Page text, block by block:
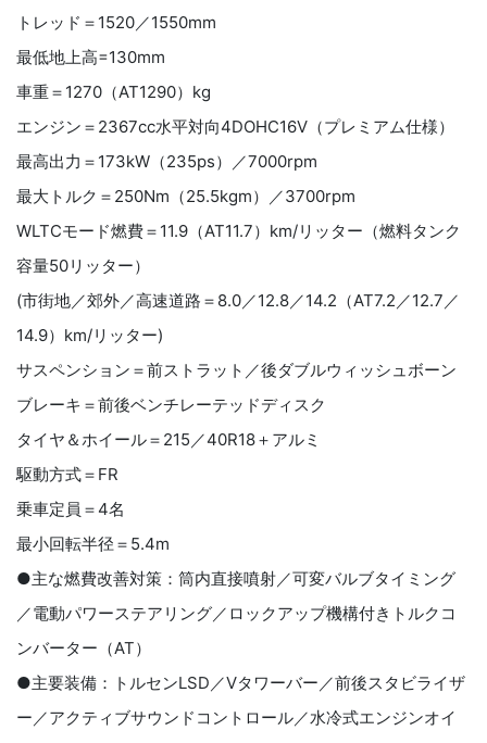
トレッド＝1520／1550mm
最低地上高=130mm
車重＝1270（AT1290）kg
エンジン＝2367cc水平対向4DOHC16V（プレミアム仕様）
最高出力＝173kW（235ps）／7000rpm
最大トルク＝250Nm（25.5kgm）／3700rpm
WLTCモード燃費＝11.9（AT11.7）km/リッター（燃料タンク
容量50リッター）
(市街地／郊外／高速道路＝8.0／12.8／14.2（AT7.2／12.7／
14.9）km/リッター)
サスペンション＝前ストラット／後ダブルウィッシュボーン
ブレーキ＝前後ベンチレーテッドディスク
タイヤ＆ホイール＝215／40R18＋アルミ
駆動方式＝FR
乗車定員＝4名
最小回転半径＝5.4m
●主な燃費改善対策：筒内直接噴射／可変バルブタイミング
／電動パワーステアリング／ロックアップ機構付きトルクコ
ンバーター（AT）
●主要装備：トルセンLSD／Vタワーバー／前後スタビライザ
ー／アクティブサウンドコントロール／水冷式エンジンオイ